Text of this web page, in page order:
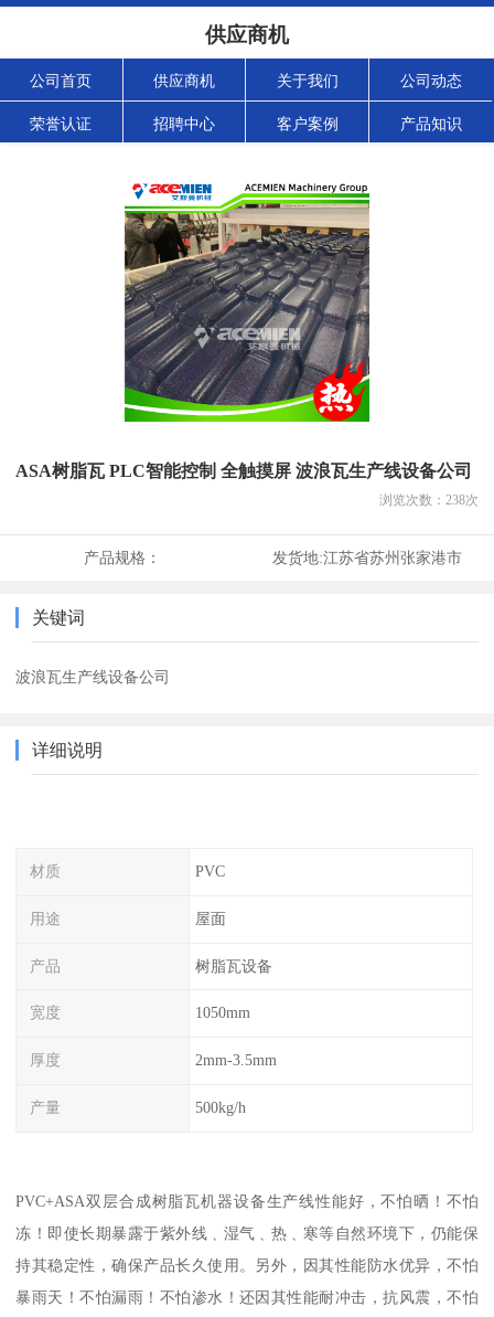
供应商机
公司首页 供应商机 关于我们 公司动态
荣誉认证 招聘中心 客户案例 产品知识
ASA树脂瓦 PLC智能控制 全触摸屏 波浪瓦生产线设备公司
浏览次数： 238次
产品规格： 发货地:江苏省苏州张家港市
关键词
波浪瓦生产线设备公司
详细说明
材质 PVC
用途 屋面
产品 树脂瓦设备
宽度 1050mm
厚度 2mm-3.5mm
产量 500kg/h
PVC+ASA双层合成树脂瓦机器设备生产线性能好，不怕晒！不怕
冻！即使长期暴露于紫外线﹑湿气﹑热﹑寒等自然环境下，仍能保
持其稳定性，确保产品长久使用。另外，因其性能防水优异，不怕
暴雨天！不怕漏雨！不怕渗水！还因其性能耐冲击，抗风震，不怕